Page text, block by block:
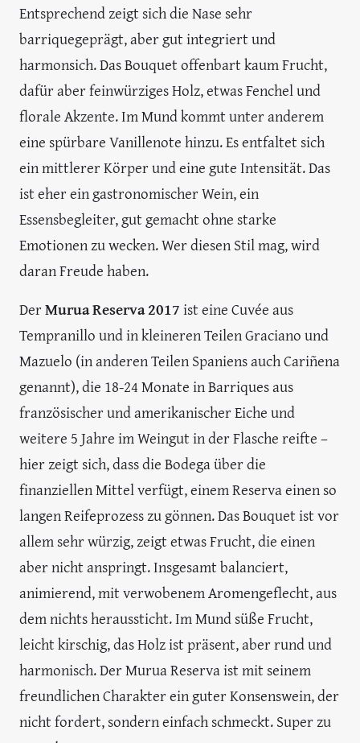
Entsprechend zeigt sich die Nase sehr
barriquegeprägt, aber gut integriert und
harmonsich. Das Bouquet offenbart kaum Frucht,
dafür aber feinwürziges Holz, etwas Fenchel und
florale Akzente. Im Mund kommt unter anderem
eine spürbare Vanillenote hinzu. Es entfaltet sich
ein mittlerer Körper und eine gute Intensität. Das
ist eher ein gastronomischer Wein, ein
Essensbegleiter, gut gemacht ohne starke
Emotionen zu wecken. Wer diesen Stil mag, wird
daran Freude haben.
DerMurua Reserva 2017ist eine Cuvée aus
Tempranillo und in kleineren Teilen Graciano und
Mazuelo (in anderen Teilen Spaniens auch Cariñena
genannt), die 18-24 Monate in Barriques aus
französischer und amerikanischer Eiche und
weitere 5 Jahre im Weingut in der Flasche reifte –
hier zeigt sich, dass die Bodega über die
finanziellen Mittel verfügt, einem Reserva einen so
langen Reifeprozess zu gönnen. Das Bouquet ist vor
allem sehr würzig, zeigt etwas Frucht, die einen
aber nicht anspringt. Insgesamt balanciert,
animierend, mit verwobenem Aromengeflecht, aus
dem nichts heraussticht. Im Mund süße Frucht,
leicht kirschig, das Holz ist präsent, aber rund und
harmonisch. Der Murua Reserva ist mit seinem
freundlichen Charakter ein guter Konsenswein, der
nicht fordert, sondern einfach schmeckt. Super zu